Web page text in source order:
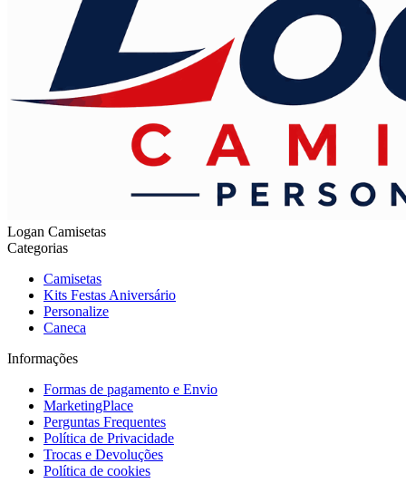
Logan Camisetas
Categorias
Camisetas
Kits Festas Aniversário
Personalize
Caneca
Informações
Formas de pagamento e Envio
MarketingPlace
Perguntas Frequentes
Política de Privacidade
Trocas e Devoluções
Política de cookies